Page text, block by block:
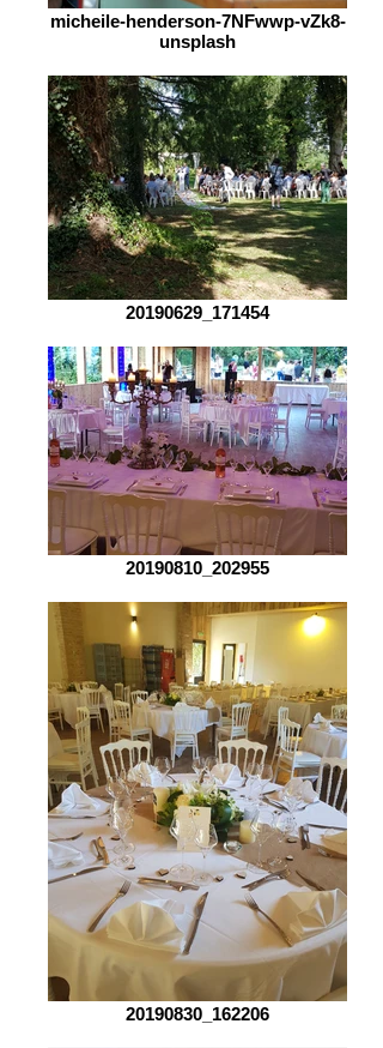
micheile-henderson-7NFwwp-vZk8-
unsplash
20190629_171454
20190810_202955
20190830_162206